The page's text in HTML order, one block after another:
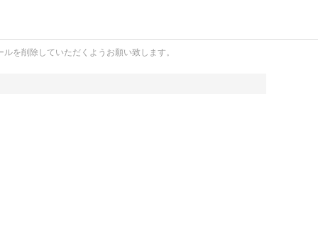
を削除していただくようお願い致します。